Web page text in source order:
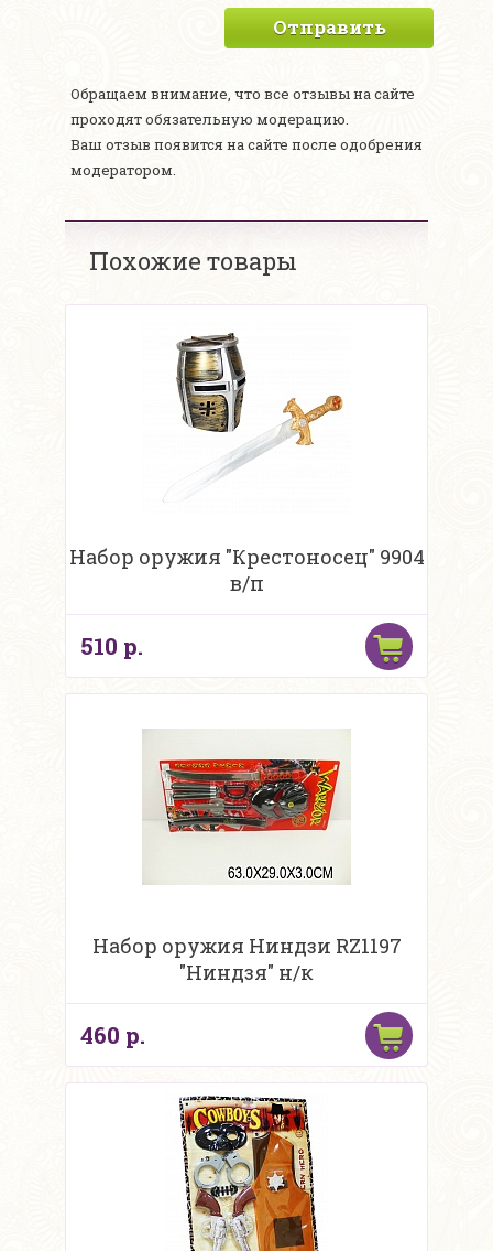
Отправить
Обращаем внимание, что все отзывы на сайте
проходят обязательную модерацию.
Ваш отзыв появится на сайте после одобрения
модератором.
Похожие товары
Набор оружия "Крестоносец" 9904
в/п
510 р.
Набор оружия Ниндзи RZ1197
"Ниндзя" н/к
460 р.